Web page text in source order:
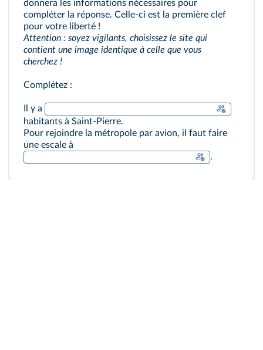
donnera les informations nécessaires pour
compléter la réponse. Celle-ci est la première clef
pour votre liberté !
Attention : soyez vigilants, choisissez le site qui
contient une image identique à celle que vous
cherchez !
Complétez :
Il y a
habitants à Saint-Pierre.
Pour rejoindre la métropole par avion, il faut faire
une escale à
.